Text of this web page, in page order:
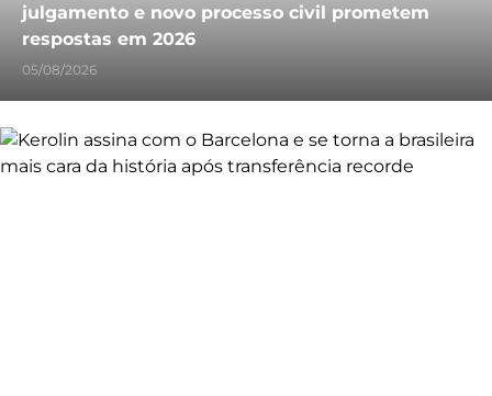
julgamento e novo processo civil prometem
respostas em 2026
05/08/2026